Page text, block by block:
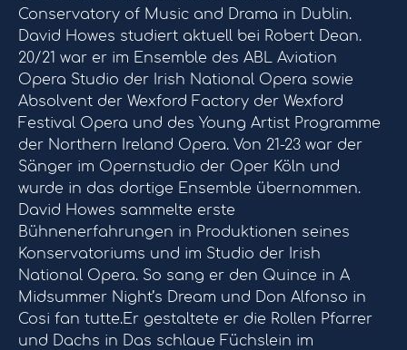
Conservatory of Music and Drama in Dublin.
David Howes studiert aktuell bei Robert Dean.
20/21 war er im Ensemble des ABL Aviation
Opera Studio der Irish National Opera sowie
Absolvent der Wexford Factory der Wexford
Festival Opera und des Young Artist Programme
der Northern Ireland Opera. Von 21-23 war der
Sänger im Opernstudio der Oper Köln und
wurde in das dortige Ensemble übernommen.
David Howes sammelte erste
Bühnenerfahrungen in Produktionen seines
Konservatoriums und im Studio der Irish
National Opera. So sang er den Quince in A
Midsummer Night’s Dream und Don Alfonso in
Cosi fan tutte.Er gestaltete er die Rollen Pfarrer
und Dachs in Das schlaue Füchslein im